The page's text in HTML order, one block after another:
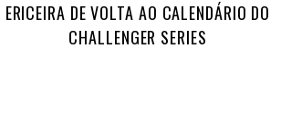
ERICEIRA DE VOLTA AO CALENDÁRIO DO
CHALLENGER SERIES